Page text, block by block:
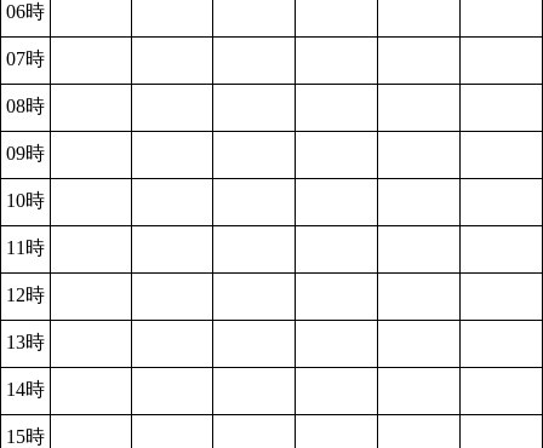
06時
07時
08時
09時
10時
11時
12時
13時
14時
15時